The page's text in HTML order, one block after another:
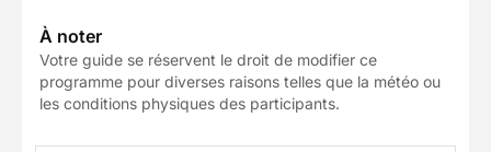
À noter
Votre guide se réservent le droit de modifier ce
programme pour diverses raisons telles que la météo ou
les conditions physiques des participants.